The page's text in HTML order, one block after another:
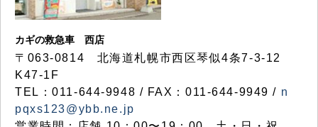
カギの救急車 西店
〒063-0814 北海道札幌市西区琴似4条7-3-12
K47-1F
TEL：011-644-9948 / FAX：011-644-9949 / n
pqxs123@ybb.ne.jp